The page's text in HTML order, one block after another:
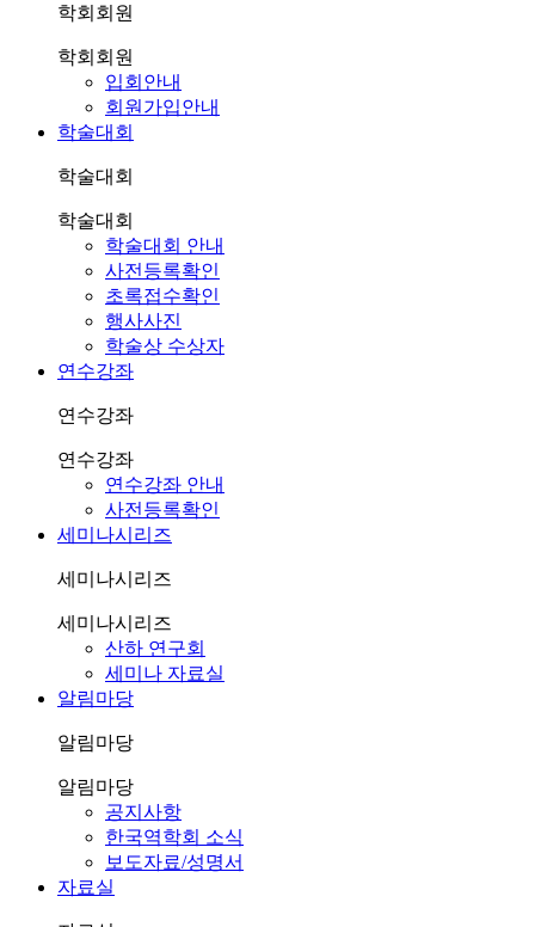
학회회원
학회회원
입회안내
회원가입안내
학술대회
학술대회
학술대회
학술대회 안내
사전등록확인
초록접수확인
행사사진
학술상 수상자
연수강좌
연수강좌
연수강좌
연수강좌 안내
사전등록확인
세미나시리즈
세미나시리즈
세미나시리즈
산하 연구회
세미나 자료실
알림마당
알림마당
알림마당
공지사항
한국역학회 소식
보도자료/성명서
자료실